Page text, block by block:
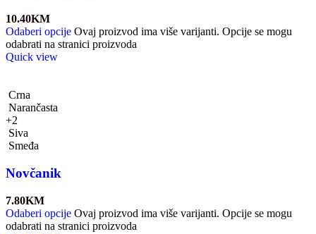
10.40KM
Odaberi opcije Ovaj proizvod ima više varijanti. Opcije se mogu
odabrati na stranici proizvoda
Quick view
Crna
Narančasta
+2
Siva
Smeđa
Novčanik
7.80KM
Odaberi opcije Ovaj proizvod ima više varijanti. Opcije se mogu
odabrati na stranici proizvoda